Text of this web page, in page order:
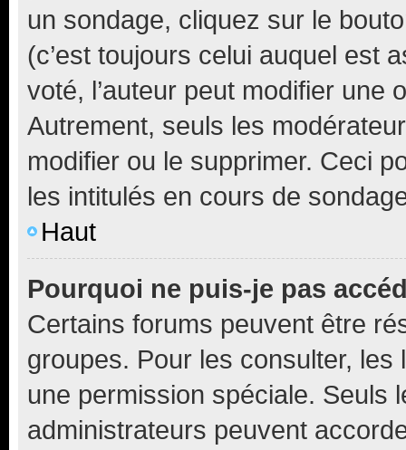
un sondage, cliquez sur le
(c’est toujours celui auquel est
voté, l’auteur peut modifier une
Autrement, seuls les
modifier ou le supprimer. Ceci
les intitulés en cours de
Haut
Pourquoi ne puis-je pas
Certains forums peuvent être
groupes. Pour les consulter,
une permission spéciale. Seuls
administrateurs peuvent